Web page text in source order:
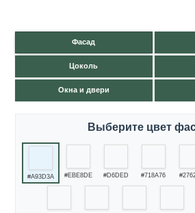
Фасад
Цоколь
Окна и двери
Выберите цвет
#A93D3A #EBE8DE #D6DED #718A76